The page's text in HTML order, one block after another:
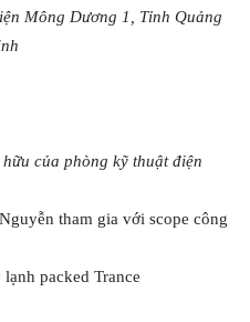
Mông Dương 1, Tỉnh Quảng
của phòng kỹ thuật điện
tham gia với scope công
packed Trance